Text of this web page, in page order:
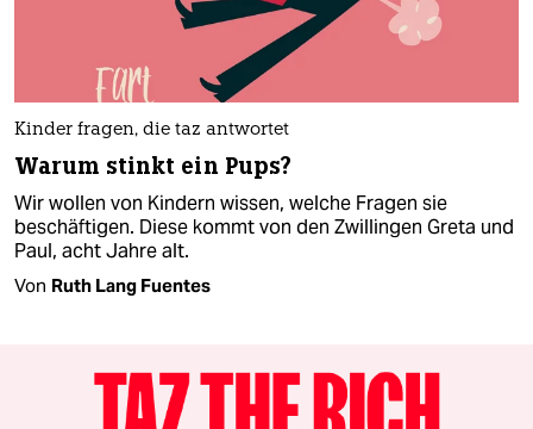
Kinder fragen, die taz antwortet
Warum stinkt ein Pups?
Wir wollen von Kindern wissen, welche Fragen sie
beschäftigen. Diese kommt von den Zwillingen Greta und
Paul, acht Jahre alt.
Von Ruth Lang Fuentes